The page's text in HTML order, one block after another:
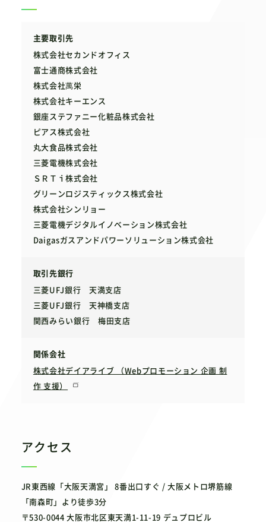
主要取引先
株式会社セカンドオフィス
富士通商株式会社
株式会社萬栄
株式会社キーエンス
銀座ステファニー化粧品株式会社
ピアス株式会社
丸大食品株式会社
三菱電機株式会社
ＳＲＴｉ株式会社
グリーンロジスティックス株式会社
株式会社シンリョー
三菱電機デジタルイノベーション株式会社
Daigasガスアンドパワーソリューション株式会社
取引先銀行
三菱UFJ銀行 天満支店
三菱UFJ銀行 天神橋支店
関西みらい銀行 梅田支店
関係会社
株式会社デイアライブ （Webプロモーション 企画 制
作 支援）
アクセス
JR東西線「大阪天満宮」 8番出口すぐ / 大阪メトロ堺筋線
「南森町」より徒歩3分
〒530-0044 大阪市北区東天満1-11-19 デュプロビル